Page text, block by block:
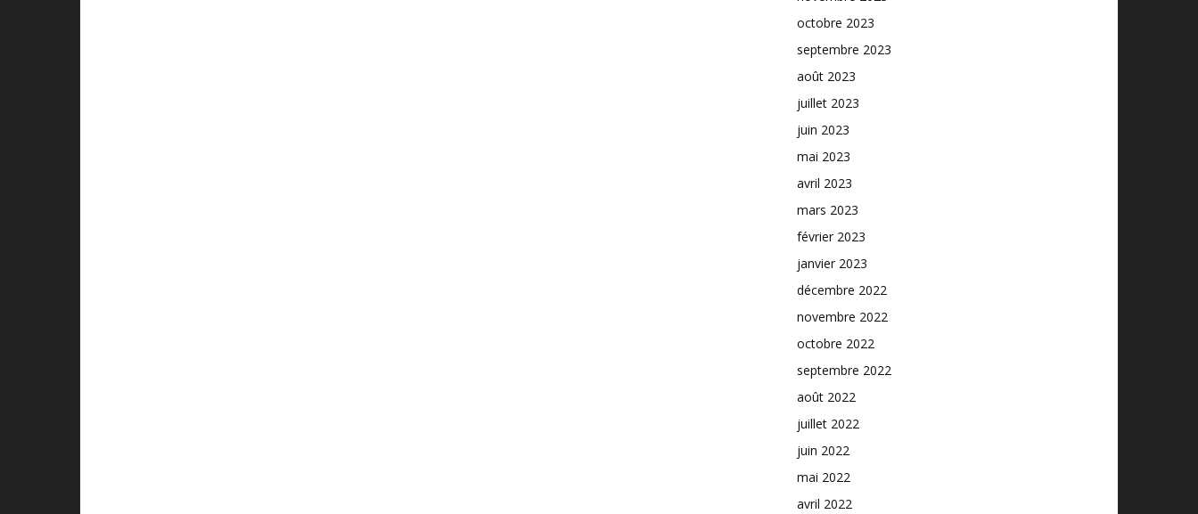
octobre 2023
septembre 2023
août 2023
juillet 2023
juin 2023
mai 2023
avril 2023
mars 2023
février 2023
janvier 2023
décembre 2022
novembre 2022
octobre 2022
septembre 2022
août 2022
juillet 2022
juin 2022
mai 2022
avril 2022